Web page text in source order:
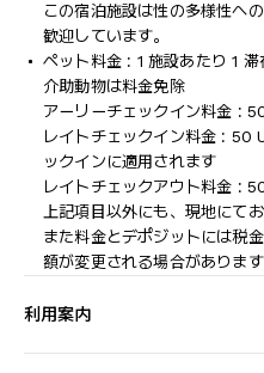
この宿泊施設は性の多様性へ
歓迎しています。
ペット料金 : 1 施設あたり 1
介助動物は料金免除
アーリーチェックイン料金 :
レイトチェックイン料金 : 50
ックインに適用されます
レイトチェックアウト料金 :
上記項目以外にも、現地にて
また料金とデポジットには税
額が変更される場合があります
利用案内